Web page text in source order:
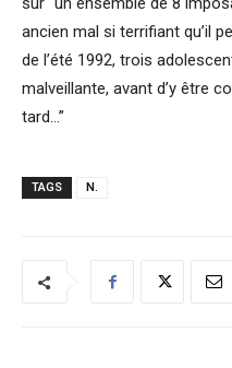
ancien mal si terrifiant qu’il
de l’été 1992, trois
malveillante, avant d’y être
tard…”
TAGS N.